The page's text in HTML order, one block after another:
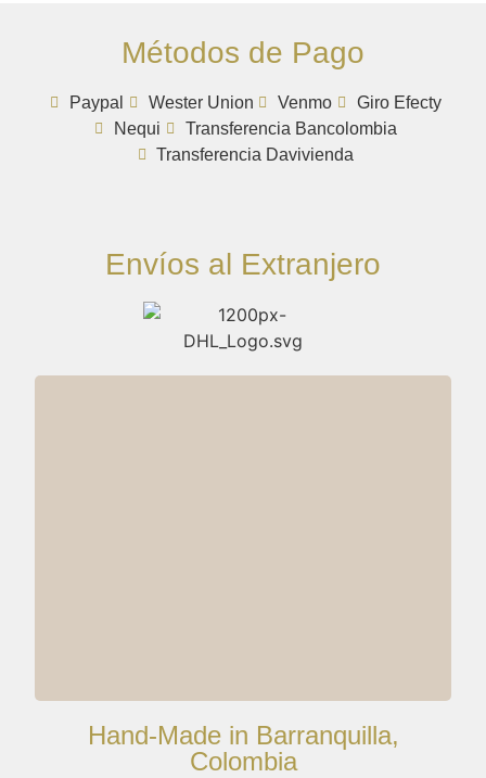
Métodos de Pago
Paypal Wester Union Venmo
Giro Efecty
Nequi
Transferencia Bancolombia
Transferencia Davivienda
Envíos al Extranjero
Hand-Made in Barranquilla,
Colombia